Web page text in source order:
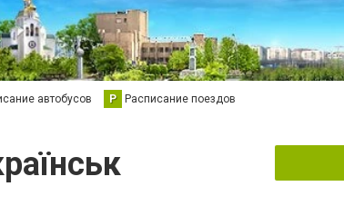
автобусов Р Расписание поездов